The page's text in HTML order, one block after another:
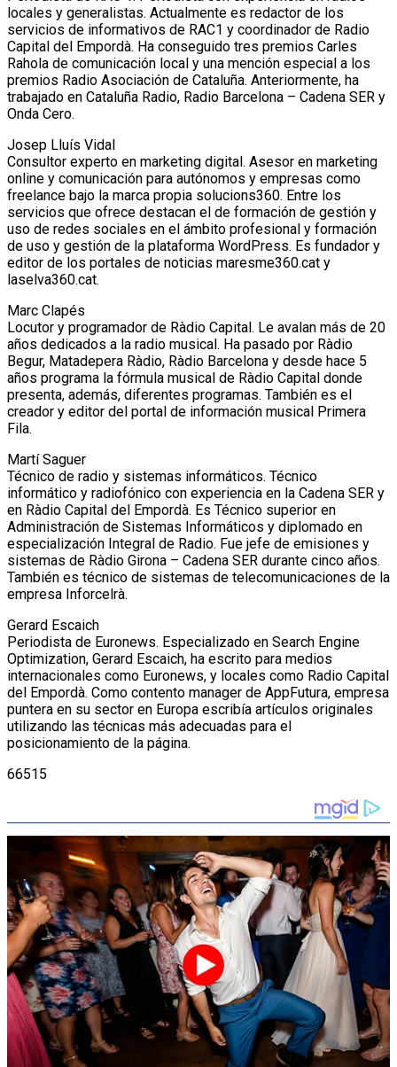
locales y generalistas. Actualmente es redactor de los
servicios de informativos de RAC1 y coordinador de Radio
Capital del Empordà. Ha conseguido tres premios Carles
Rahola de comunicación local y una mención especial a los
premios Radio Asociación de Cataluña. Anteriormente, ha
trabajado en Cataluña Radio, Radio Barcelona – Cadena SER y
Onda Cero.
Josep Lluís Vidal
Consultor experto en marketing digital. Asesor en marketing
online y comunicación para autónomos y empresas como
freelance bajo la marca propia solucions360. Entre los
servicios que ofrece destacan el de formación de gestión y
uso de redes sociales en el ámbito profesional y formación
de uso y gestión de la plataforma WordPress. Es fundador y
editor de los portales de noticias maresme360.cat y
laselva360.cat.
Marc Clapés
Locutor y programador de Ràdio Capital. Le avalan más de 20
años dedicados a la radio musical. Ha pasado por Ràdio
Begur, Matadepera Ràdio, Ràdio Barcelona y desde hace 5
años programa la fórmula musical de Ràdio Capital donde
presenta, además, diferentes programas. También es el
creador y editor del portal de información musical Primera
Fila.
Martí Saguer
Técnico de radio y sistemas informáticos. Técnico
informático y radiofónico con experiencia en la Cadena SER y
en Ràdio Capital del Empordà. Es Técnico superior en
Administración de Sistemas Informáticos y diplomado en
especialización Integral de Radio. Fue jefe de emisiones y
sistemas de Ràdio Girona – Cadena SER durante cinco años.
También es técnico de sistemas de telecomunicaciones de la
empresa Inforcelrà.
Gerard Escaich
Periodista de Euronews. Especializado en Search Engine
Optimization, Gerard Escaich, ha escrito para medios
internacionales como Euronews, y locales como Radio Capital
del Empordà. Como contento manager de AppFutura, empresa
puntera en su sector en Europa escribía artículos originales
utilizando las técnicas más adecuadas para el
posicionamiento de la página.
66515